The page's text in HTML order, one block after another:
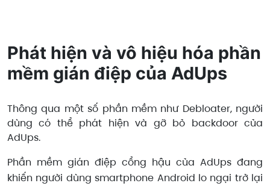
Phát hiện và vô hiệu hóa phần
mềm gián điệp của AdUps
Thông qua một số phần mềm như Debloater, người
dùng có thể phát hiện và gỡ bỏ backdoor của
AdUps.
Phần mềm gián điệp cổng hậu của AdUps đang
khiến người dùng smartphone Android lo ngại trở lại